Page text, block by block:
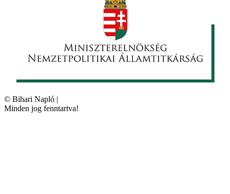
© Bihari Napló |
Minden jog fenntartva!